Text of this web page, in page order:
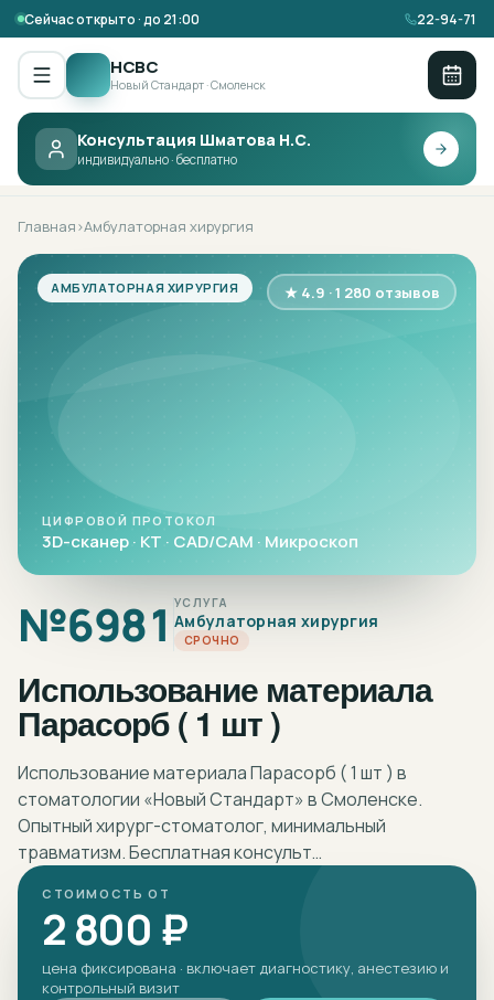
Сейчас открыто · до 21:00 22-94-71
НСВС
Новый Стандарт · Смоленск
Консультация Шматова Н.С.
индивидуально · бесплатно
НСВС ·АМБУЛАТОРНАЯ ХИРУРГИЯ
Главная›Амбулаторная хирургия
№6981 УСЛУГА
Амбулаторная хирургия
СРОЧНО
Использование материала
Парасорб ( 1 шт )
Использование материала Парасорб ( 1 шт ) в
стоматологии «Новый Стандарт» в Смоленске.
Опытный хирург-стоматолог, минимальный
травматизм. Бесплатная консульт…
СТОИМОСТЬ ОТ
2 800 ₽
цена фиксирована · включает диагностику, анестезию и
контрольный визит
АМБУЛАТОРНАЯ ХИРУРГИЯ ★ 4.9 · 1 280 отзывов
ЦИФРОВОЙ ПРОТОКОЛ
3D-сканер · КТ · CAD/CAM · Микроскоп